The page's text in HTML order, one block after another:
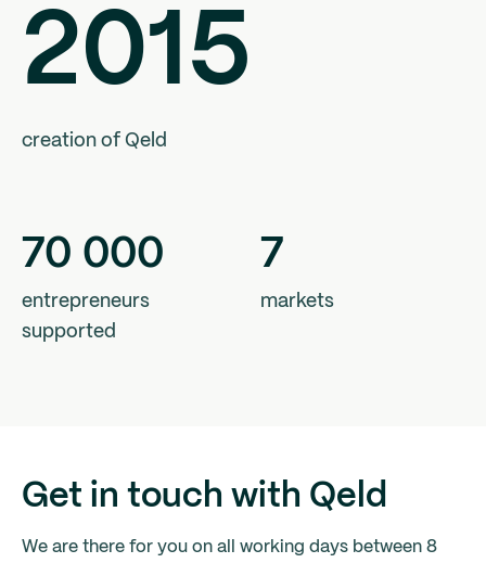
2015
creation of Qeld
70 000
entrepreneurs
supported
7
markets
Get in touch with Qeld
We are there for you on all working days between 8